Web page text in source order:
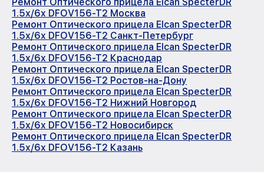
1.5x/6x DFOV156-T2 Москва
Ремонт Оптического прицела Elcan SpecterDR
1.5x/6x DFOV156-T2 Санкт-Петербург
Ремонт Оптического прицела Elcan SpecterDR
1.5x/6x DFOV156-T2 Краснодар
Ремонт Оптического прицела Elcan SpecterDR
1.5x/6x DFOV156-T2 Ростов-на-Дону
Ремонт Оптического прицела Elcan SpecterDR
1.5x/6x DFOV156-T2 Нижний Новгород
Ремонт Оптического прицела Elcan SpecterDR
1.5x/6x DFOV156-T2 Новосибирск
Ремонт Оптического прицела Elcan SpecterDR
1.5x/6x DFOV156-T2 Казань